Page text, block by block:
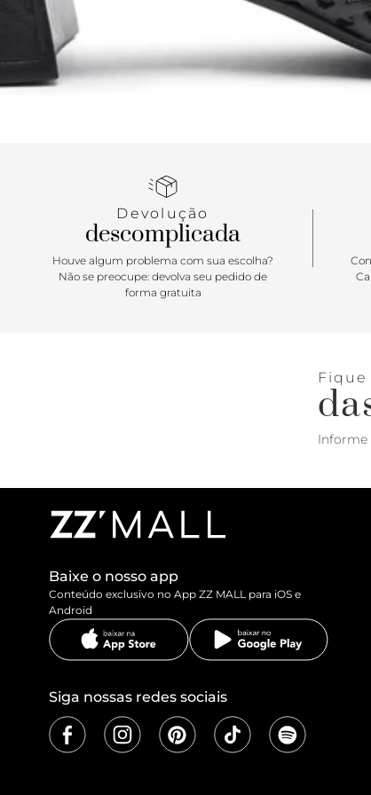
Devolução
descomplicada
Houve algum problema com sua escolha?
Não se preocupe: devolva seu pedido de
forma gratuita
Informe
Baixe o nosso app
Conteúdo exclusivo no App ZZ MALL para iOS e
Android
Siga nossas redes sociais